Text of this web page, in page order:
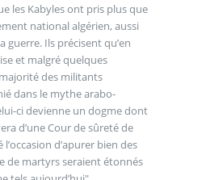
les Kabyles ont pris plus que
national algérien, aussi
Ils précisent qu’en
et malgré quelques
des militants
dans le mythe arabo-
ci devienne un dogme dont
d’une Cour de sûreté de
l’occasion d’apurer bien des
de martyrs seraient étonnés